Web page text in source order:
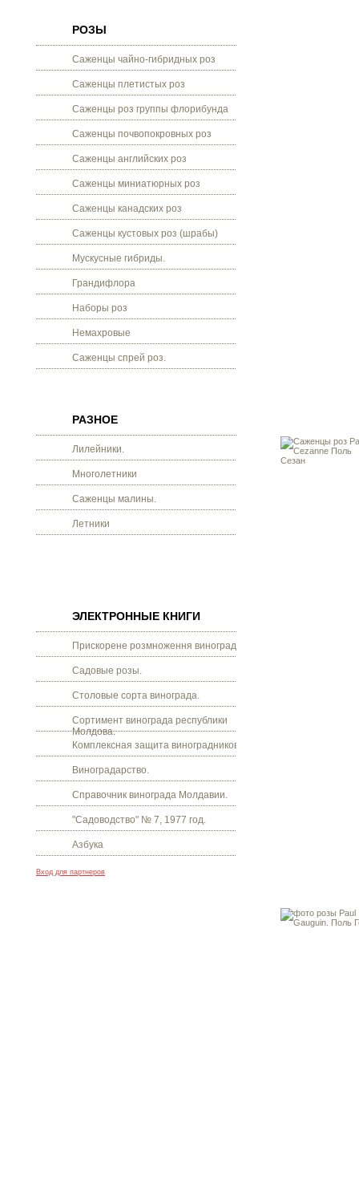
РОЗЫ
Саженцы чайно-гибридных роз
Саженцы плетистых роз
Саженцы роз группы флорибунда
Саженцы почвопокровных роз
Саженцы английских роз
Саженцы миниатюрных роз
Саженцы канадских роз
Саженцы кустовых роз (шрабы)
Мускусные гибриды.
Грандифлора
Наборы роз
Немахровые
Саженцы спрей роз.
РАЗНОЕ
Лилейники.
Многолетники
Саженцы малины.
Летники
ЭЛЕКТРОННЫЕ КНИГИ
Прискорене розмноження винограду.
Садовые розы.
Столовые сорта винограда.
Сортимент винограда республики
Молдова.
Комплексная защита виноградников.
Виноградарство.
Справочник винограда Молдавии.
"Садоводство" № 7, 1977 год.
Азбука
Вход для партнеров